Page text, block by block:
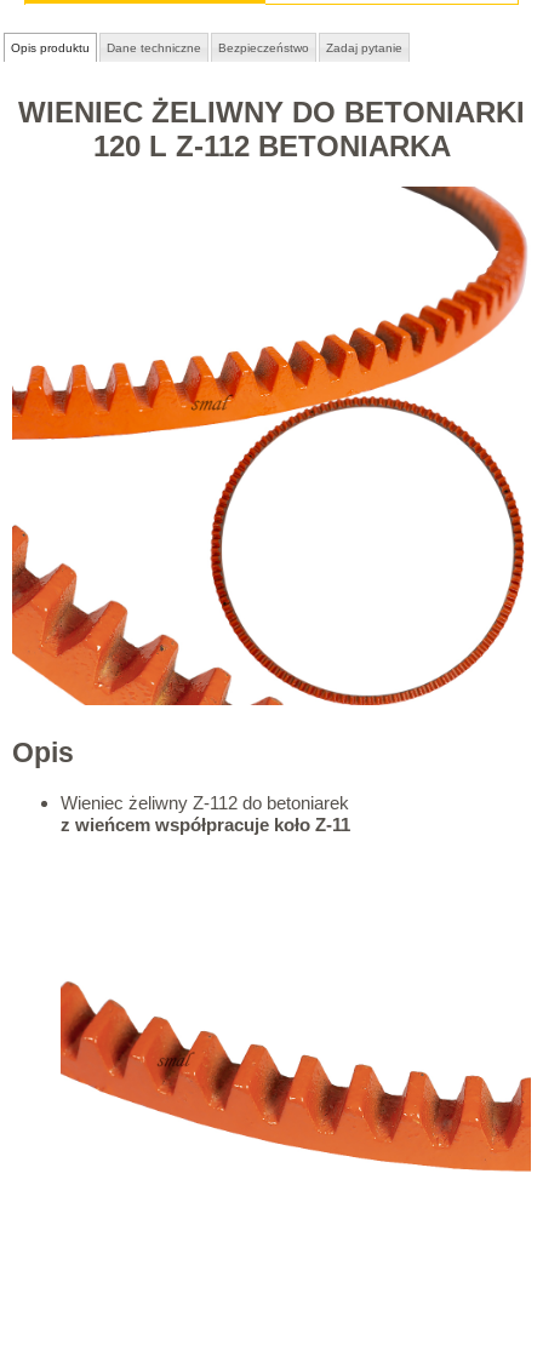
Opis produktu Dane techniczne Bezpieczeństwo Zadaj pytanie
WIENIEC ŻELIWNY DO BETONIARKI
120 L Z-112 BETONIARKA
Opis
Wieniec żeliwny Z-112 do betoniarek
z wieńcem współpracuje koło Z-11